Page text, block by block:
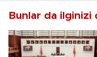
Bunlar da ilginizi